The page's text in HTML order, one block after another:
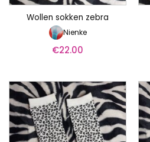
Wollen sokken zebra
Nienke
€22.00